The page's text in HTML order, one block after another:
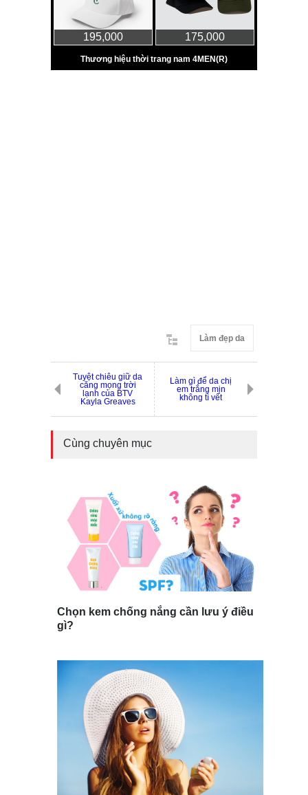
Làm đẹp da
Tuyệt chiêu giữ da
căng mọng trời
lạnh của BTV
Kayla Greaves
Làm gì để da chị
em trắng mịn
không tì vết
Cùng chuyên mục
Chọn kem chống nắng cần lưu ý điều
gì?